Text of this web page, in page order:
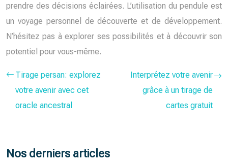
prendre des décisions éclairées. L’utilisation du pendule est
un voyage personnel de découverte et de développement.
N’hésitez pas à explorer ses possibilités et à découvrir son
potentiel pour vous-même.
Tirage persan: explorez
votre avenir avec cet
oracle ancestral
Interprétez votre avenir
grâce à un tirage de
cartes gratuit
Nos derniers articles